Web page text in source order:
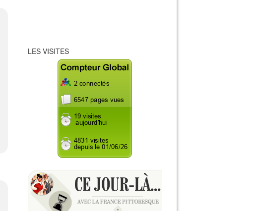
LES VISITES